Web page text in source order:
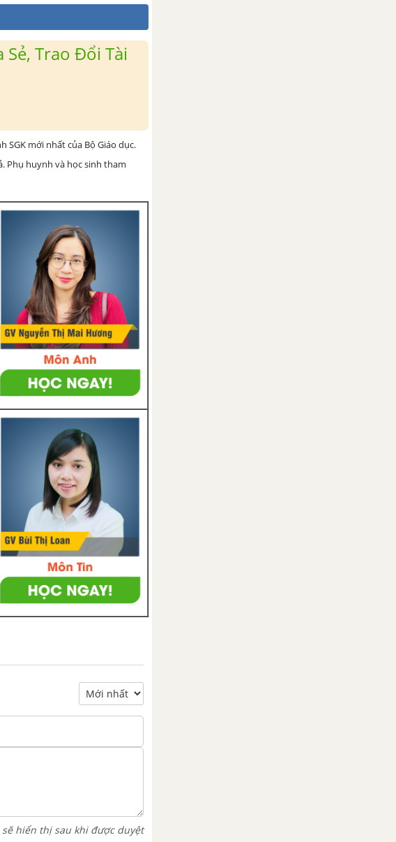
Trao Đổi Tài
SGK mới nhất của Bộ Giáo dục.
Phụ huynh và học sinh tham
hiển thị sau khi được duyệt